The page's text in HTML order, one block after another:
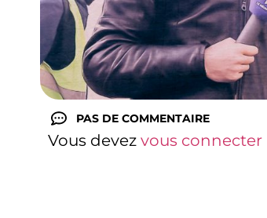
PAS DE COMMENTAIRE
Vous devez vous connecter